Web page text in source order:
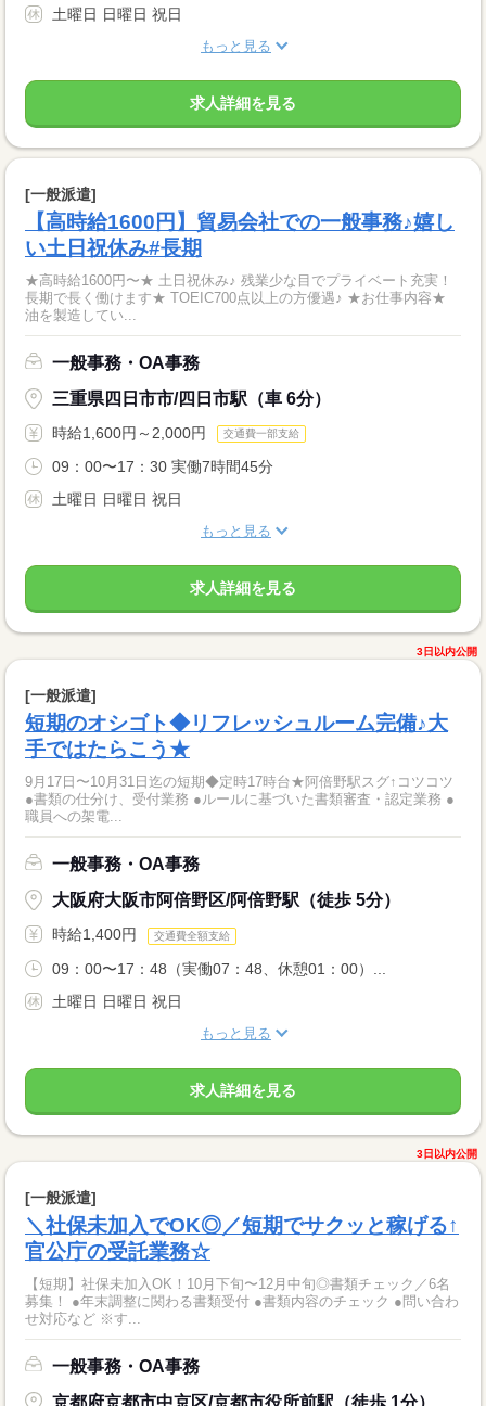
土曜日 日曜日 祝日
もっと見る
求人詳細を見る
[一般派遣]
【高時給1600円】貿易会社での一般事務♪嬉し
い土日祝休み#長期
★高時給1600円〜★ 土日祝休み♪ 残業少な目でプライベート充実！
長期で長く働けます★ TOEIC700点以上の方優遇♪ ★お仕事内容★
油を製造してい...
一般事務・OA事務
三重県四日市市/四日市駅（車 6分）
時給1,600円～2,000円 交通費一部支給
09：00〜17：30 実働7時間45分
土曜日 日曜日 祝日
もっと見る
求人詳細を見る
3日以内公開
[一般派遣]
短期のオシゴト◆リフレッシュルーム完備♪大
手ではたらこう★
9月17日〜10月31日迄の短期◆定時17時台★阿倍野駅スグ↑コツコツ
●書類の仕分け、受付業務 ●ルールに基づいた書類審査・認定業務 ●
職員への架電...
一般事務・OA事務
大阪府大阪市阿倍野区/阿倍野駅（徒歩 5分）
時給1,400円 交通費全額支給
09：00〜17：48（実働07：48、休憩01：00）...
土曜日 日曜日 祝日
もっと見る
求人詳細を見る
3日以内公開
[一般派遣]
＼社保未加入でOK◎／短期でサクッと稼げる↑
官公庁の受託業務☆
【短期】社保未加入OK！10月下旬〜12月中旬◎書類チェック／6名
募集！ ●年末調整に関わる書類受付 ●書類内容のチェック ●問い合わ
せ対応など ※す...
一般事務・OA事務
京都府京都市中京区/京都市役所前駅（徒歩 1分）